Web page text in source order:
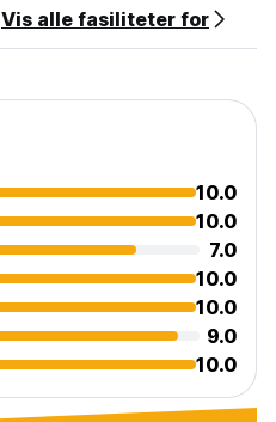
Vis alle fasiliteter for
10.0
10.0
7.0
10.0
10.0
9.0
10.0